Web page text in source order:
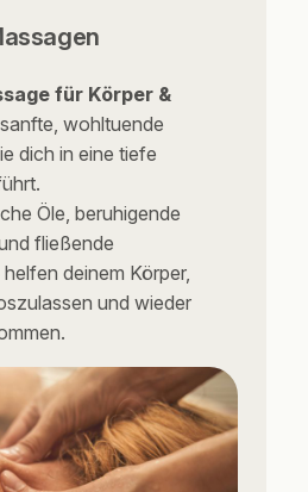
für Körper &
wohltuende
dich in eine tiefe
Öle, beruhigende
fließende
deinem Körper,
und wieder